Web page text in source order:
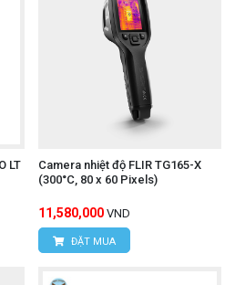
Chánh, Thành phố Hồ Chí
LT
Camera nhiệt độ FLIR TG165-X
(300°C, 80 x 60 Pixels)
11,580,000 VND
ĐẶT MUA